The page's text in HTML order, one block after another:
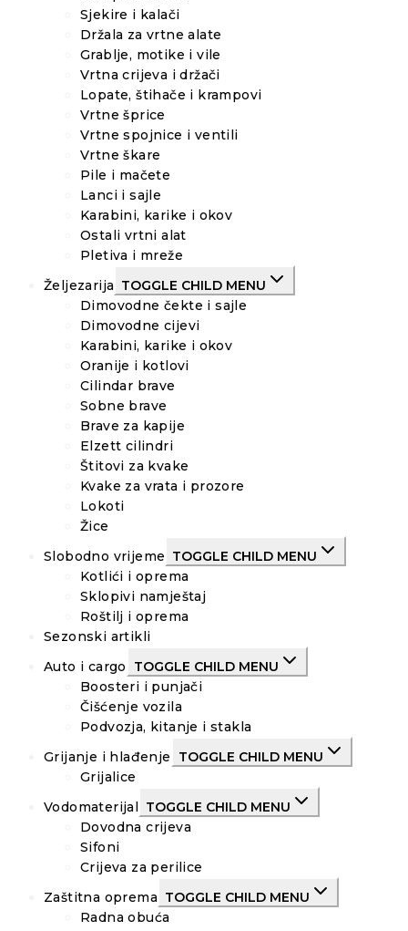
Sjekire i kalači
Držala za vrtne alate
Grablje, motike i vile
Vrtna crijeva i držači
Lopate, štihače i krampovi
Vrtne šprice
Vrtne spojnice i ventili
Vrtne škare
Pile i mačete
Lanci i sajle
Karabini, karike i okov
Ostali vrtni alat
Pletiva i mreže
Željezarija TOGGLE CHILD MENU
Dimovodne čekte i sajle
Dimovodne cijevi
Karabini, karike i okov
Oranije i kotlovi
Cilindar brave
Sobne brave
Brave za kapije
Elzett cilindri
Štitovi za kvake
Kvake za vrata i prozore
Lokoti
Žice
Slobodno vrijeme TOGGLE CHILD MENU
Kotlići i oprema
Sklopivi namještaj
Roštilj i oprema
Sezonski artikli
Auto i cargo
TOGGLE CHILD MENU
Boosteri i punjači
Čišćenje vozila
Podvozja, kitanje i stakla
Grijanje i hlađenje
TOGGLE CHILD MENU
Grijalice
Vodomaterijal TOGGLE CHILD MENU
Dovodna crijeva
Sifoni
Crijeva za perilice
Zaštitna oprema TOGGLE CHILD MENU
Radna obuća